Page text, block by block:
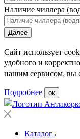
Наличие чиллера
Далее
Сайт использует
удобного и
нашим сервисом, вы
Подробнее
ок
Каталог